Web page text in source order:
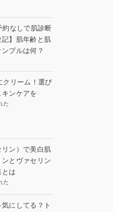
なしで肌診断
】肌年齢と肌
プルは何？
クリーム！選び
ンケアを
た
ン）で美白肌
とヴァセリン
は
た
にしてる？ト